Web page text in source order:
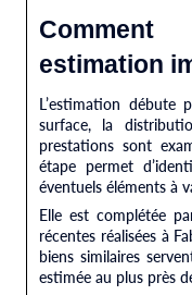
estimation
L’estimation débute
surface, la
prestations sont
étape permet
éventuels éléments à
Elle est complétée
récentes réalisées à
biens similaires
estimée au plus près